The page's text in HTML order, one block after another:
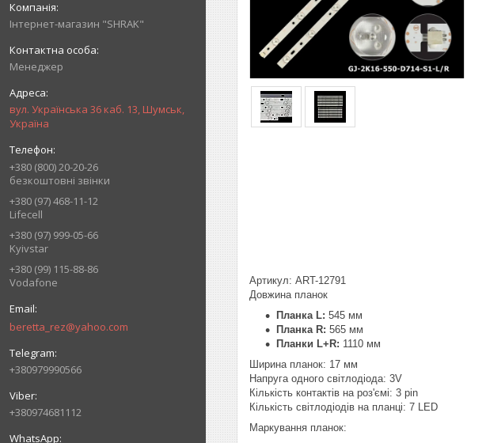
Інтернет-магазин "SHRAK"
Менеджер
вул. Українська 36 каб. 13, Шумськ,
Україна
+380 (800) 20-20-26
безкоштовні звінки
+380 (97) 468-11-12
Lifecell
+380 (97) 999-05-66
Kyivstar
+380 (99) 115-88-86
Vodafone
beretta_rez@yahoo.com
+380979990566
+380974681112
Артикул: ART-12791
Довжина планок
Планка L: 545 мм
Планка R: 565 мм
Планки L+R: 1110 мм
Ширина планок: 17 мм
Напруга одного світлодіода: 3V
Кількість контактів на роз'ємі: 3 pin
Кількість світлодіодів на планці: 7 LED
Маркування планок: